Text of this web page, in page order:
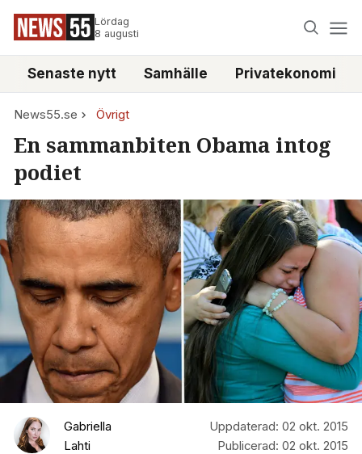
Lördag
8 augusti
Senaste nytt Samhälle Privatekonomi
News55.se Övrigt
En sammanbiten Obama intog
podiet
Gabriella
Lahti
Uppdaterad: 02 okt. 2015
Publicerad: 02 okt. 2015